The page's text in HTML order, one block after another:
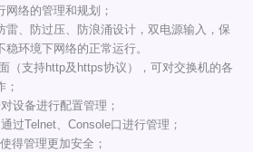
络的管理和规划；
雷、防过压、防浪涌设计，双电源输入，保
环境下网络的正常运行。
（支持http及https协议），可对交换机的各
；
设备进行配置管理；
过Telnet、Console口进行管理；
得管理更加安全；